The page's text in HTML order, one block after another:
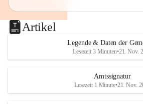
Artikel
Legende & Daten der
Lesezeit 3 Minuten•21. Nov.
Amtssignatur
Lesezeit 1 Minute•21. Nov.